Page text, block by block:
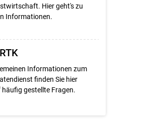
Hier geht's zu
Informationen.
Informationen zum
finden Sie hier
gestellte Fragen.